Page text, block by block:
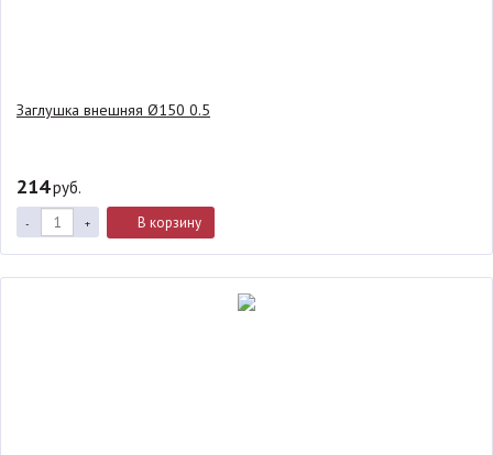
Заглушка внешняя Ø150 0.5
214руб.
- + В корзину